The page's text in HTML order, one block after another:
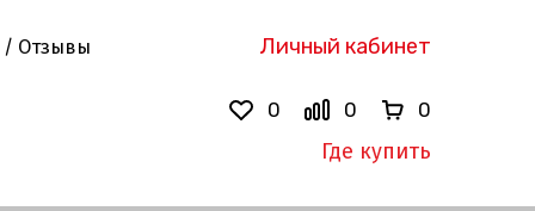
Отзывы Личный кабинет
0 0 0
Где купить